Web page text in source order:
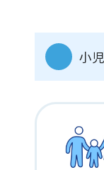
小
待遇・福利厚生
スタッフルーム
歯科外来診療環
人間ドック費用補